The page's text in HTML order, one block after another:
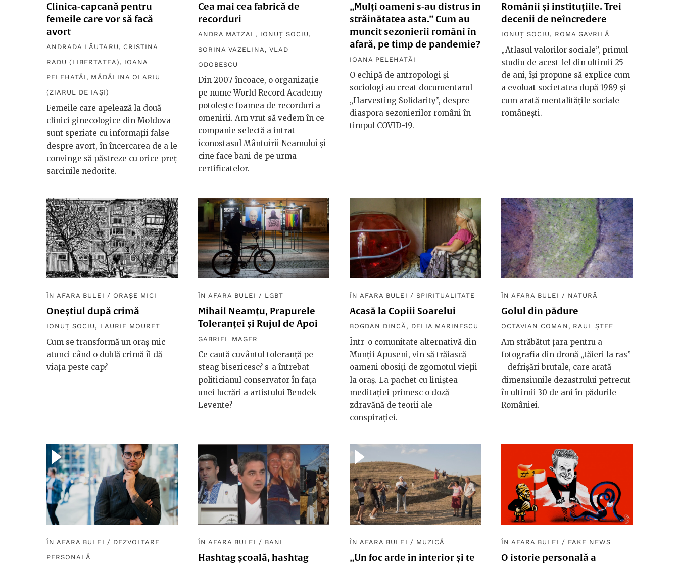
Clinica-capcană pentru
femeile care vor să facă
avort
ANDRADA LĂUTARU , CRISTINA
RADU (LIBERTATEA) , IOANA
PELEHATĂI , MĂDĂLINA OLARIU
(ZIARUL DE IAȘI)
Femeile care apelează la două
clinici ginecologice din Moldova
sunt speriate cu informații false
despre avort, în încercarea de a le
convinge să păstreze cu orice preț
sarcinile nedorite.
Cea mai cea fabrică de
recorduri
ANDRA MATZAL , IONUȚ SOCIU ,
SORINA VAZELINA , VLAD
ODOBESCU
Din 2007 încoace, o organizație
pe nume World Record Academy
potolește foamea de recorduri a
omenirii. Am vrut să vedem în ce
companie selectă a intrat
iconostasul Mântuirii Neamului și
cine face bani de pe urma
certificatelor.
„Mulți oameni s-au distrus în
străinătatea asta.” Cum au
muncit sezonierii români în
afară, pe timp de pandemie?
IOANA PELEHATĂI
O echipă de antropologi și
sociologi au creat documentarul
„Harvesting Solidarity”, despre
diaspora sezonierilor români în
timpul COVID-19.
Românii și instituțiile. Trei
decenii de neîncredere
IONUȚ SOCIU , ROMA GAVRILĂ
„Atlasul valorilor sociale”, primul
studiu de acest fel din ultimii 25
de ani, își propune să explice cum
a evoluat societatea după 1989 și
cum arată mentalitățile sociale
românești.
ÎN AFARA BULEI / ORAȘE MICI
Oneștiul după crimă
IONUȚ SOCIU , LAURIE MOURET
Cum se transformă un oraș mic
atunci când o dublă crimă îi dă
viața peste cap?
ÎN AFARA BULEI / LGBT
Mihail Neamțu, Prapurele
Toleranței și Rujul de Apoi
GABRIEL MAGER
Ce caută cuvântul toleranță pe
steag bisericesc? s-a întrebat
politicianul conservator în fața
unei lucrări a artistului Bendek
Levente?
ÎN AFARA BULEI / SPIRITUALITATE
Acasă la Copiii Soarelui
BOGDAN DINCĂ , DELIA MARINESCU
Într-o comunitate alternativă din
Munții Apuseni, vin să trăiască
oameni obosiți de zgomotul vieții
la oraș. La pachet cu liniștea
meditației primesc o doză
zdravănă de teorii ale
conspirației.
ÎN AFARA BULEI / NATURĂ
Golul din pădure
OCTAVIAN COMAN , RAUL ȘTEF
Am străbătut țara pentru a
fotografia din dronă „tăieri la ras”
- defrișări brutale, care arată
dimensiunile dezastrului petrecut
în ultimii 30 de ani în pădurile
României.
ÎN AFARA BULEI / DEZVOLTARE
PERSONALĂ
ÎN AFARA BULEI / BANI
Hashtag școală, hashtag
ÎN AFARA BULEI / MUZICĂ
„Un foc arde în interior și te
ÎN AFARA BULEI / FAKE NEWS
O istorie personală a